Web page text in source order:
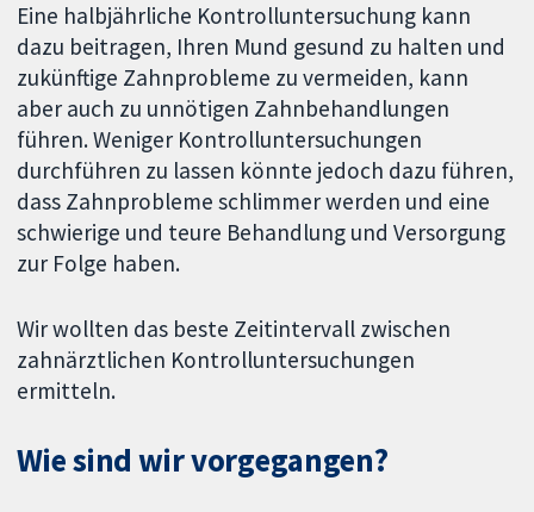
Eine halbjährliche Kontrolluntersuchung kann
dazu beitragen, Ihren Mund gesund zu halten und
zukünftige Zahnprobleme zu vermeiden, kann
aber auch zu unnötigen Zahnbehandlungen
führen. Weniger Kontrolluntersuchungen
durchführen zu lassen könnte jedoch dazu führen,
dass Zahnprobleme schlimmer werden und eine
schwierige und teure Behandlung und Versorgung
zur Folge haben.
Wir wollten das beste Zeitintervall zwischen
zahnärztlichen Kontrolluntersuchungen
ermitteln.
Wie sind wir vorgegangen?